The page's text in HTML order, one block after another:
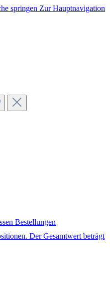
springen Zur Hauptnavigation
Bestellungen
Der Gesamtwert beträgt